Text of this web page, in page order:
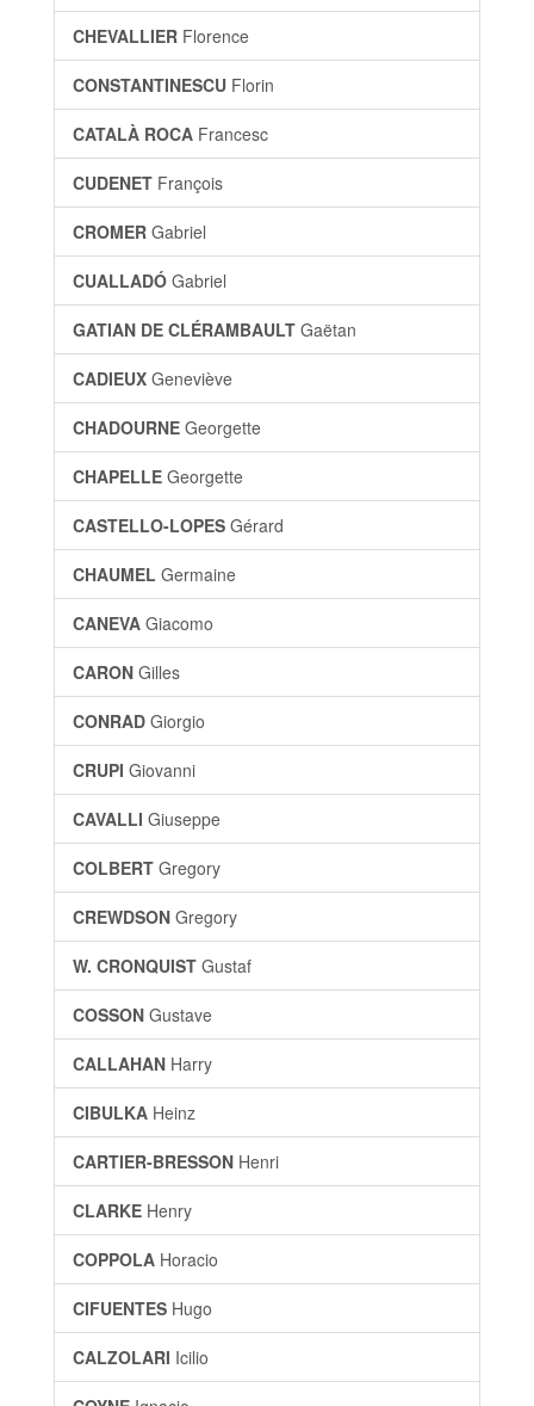
CHEVALLIER Florence
CONSTANTINESCU Florin
CATALÀ ROCA Francesc
CUDENET François
CROMER Gabriel
CUALLADÓ Gabriel
GATIAN DE CLÉRAMBAULT Gaëtan
CADIEUX Geneviève
CHADOURNE Georgette
CHAPELLE Georgette
CASTELLO-LOPES Gérard
CHAUMEL Germaine
CANEVA Giacomo
CARON Gilles
CONRAD Giorgio
CRUPI Giovanni
CAVALLI Giuseppe
COLBERT Gregory
CREWDSON Gregory
W. CRONQUIST Gustaf
COSSON Gustave
CALLAHAN Harry
CIBULKA Heinz
CARTIER-BRESSON Henri
CLARKE Henry
COPPOLA Horacio
CIFUENTES Hugo
CALZOLARI Icilio